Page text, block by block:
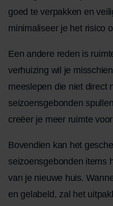
goed te verpakken en
minimaliseer je het risico
Een andere reden is
verhuizing wil je
meeslepen die niet direct
seizoensgebonden
creëer je meer ruimte
Bovendien kan het
seizoensgebonden items
van je nieuwe huis.
en gelabeld, zal het